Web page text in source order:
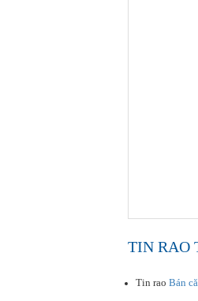
TIN RAO
Tin rao Bán